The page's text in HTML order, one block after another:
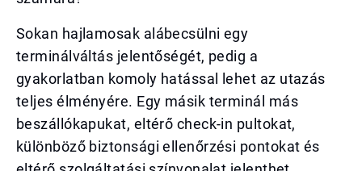
Sokan hajlamosak alábecsülni egy
terminálváltás jelentőségét, pedig a
gyakorlatban komoly hatással lehet az utazás
teljes élményére. Egy másik terminál más
beszállókapukat, eltérő check-in pultokat,
különböző biztonsági ellenőrzési pontokat és